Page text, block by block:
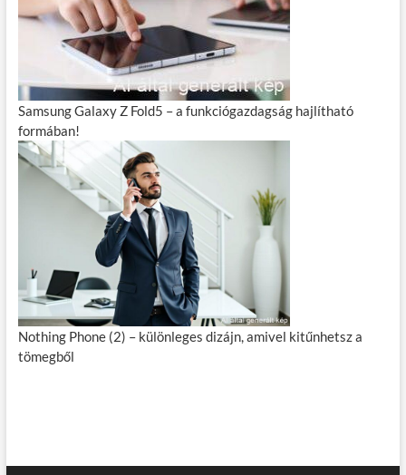
Samsung Galaxy Z Fold5 – a funkciógazdagság hajlítható
formában!
Nothing Phone (2) – különleges dizájn, amivel kitűnhetsz a
tömegből